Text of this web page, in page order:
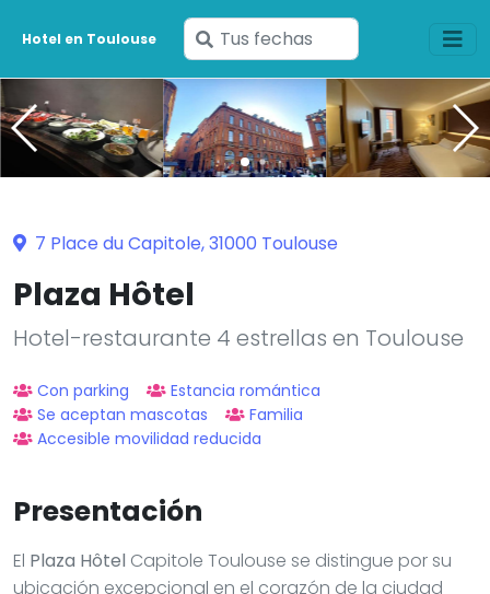
Hotel en Toulouse
Ingresa
tus
fechas
7 Place du Capitole, 31000 Toulouse
Plaza Hôtel
Hotel-restaurante 4 estrellas en Toulouse
Con parking
Estancia romántica
Se aceptan mascotas
Familia
Accesible movilidad reducida
Presentación
El Plaza Hôtel Capitole Toulouse se distingue por su
ubicación excepcional en el corazón de la ciudad